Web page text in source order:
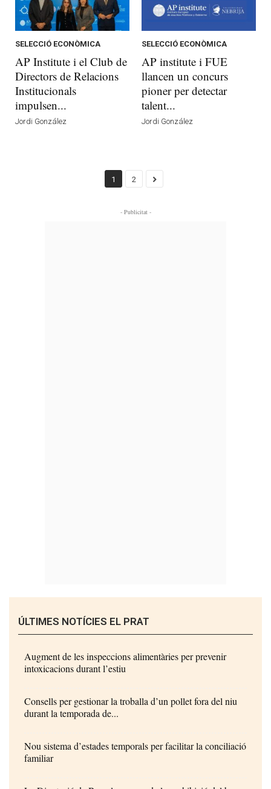
SELECCIÓ ECONÒMICA
AP Institute i el Club de
Directors de Relacions
Institucionals
impulsen...
Jordi González
SELECCIÓ ECONÒMICA
AP institute i FUE
llancen un concurs
pioner per detectar
talent...
Jordi González
1 2
- Publicitat -
ÚLTIMES NOTÍCIES EL PRAT
Augment de les inspeccions alimentàries per prevenir
intoxicacions durant l’estiu
Consells per gestionar la troballa d’un pollet fora del niu
durant la temporada de...
Nou sistema d’estades temporals per facilitar la conciliació
familiar